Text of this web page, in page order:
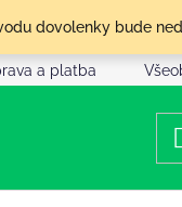
dovolenky bude
a platba